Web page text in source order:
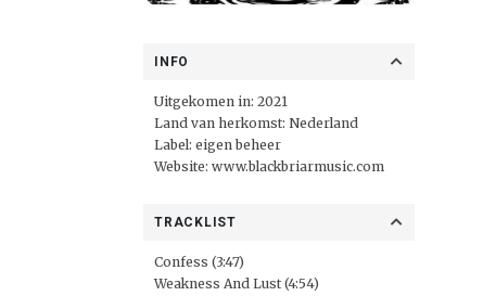
INFO
Uitgekomen in: 2021
Land van herkomst: Nederland
Label: eigen beheer
Website: www.blackbriarmusic.com
TRACKLIST
Confess (3:47)
Weakness And Lust (4:54)